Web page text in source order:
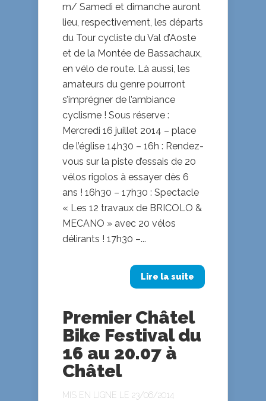
m/ Samedi et dimanche auront
lieu, respectivement, les départs
du Tour cycliste du Val d’Aoste
et de la Montée de Bassachaux,
en vélo de route. Là aussi, les
amateurs du genre pourront
s’imprégner de l’ambiance
cyclisme ! Sous réserve :
Mercredi 16 juillet 2014 – place
de l’église 14h30 – 16h : Rendez-
vous sur la piste d’essais de 20
vélos rigolos à essayer dès 6
ans ! 16h30 – 17h30 : Spectacle
« Les 12 travaux de BRICOLO &
MECANO » avec 20 vélos
délirants ! 17h30 –...
Lire la suite
Premier Châtel
Bike Festival du
16 au 20.07 à
Châtel
MIS EN LIGNE LE 23/06/2014